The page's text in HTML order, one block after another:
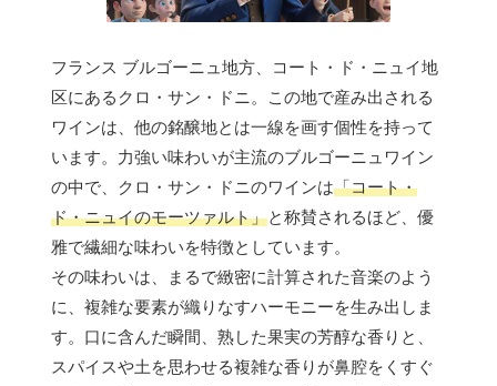
フランス ブルゴーニュ地方、コート・ド・ニュイ地
区にあるクロ・サン・ドニ。この地で産み出される
ワインは、他の銘醸地とは一線を画す個性を持って
います。力強い味わいが主流のブルゴーニュワイン
の中で、クロ・サン・ドニのワインは「コート・
ド・ニュイのモーツァルト」と称賛されるほど、優
雅で繊細な味わいを特徴としています。
その味わいは、まるで緻密に計算された音楽のよう
に、複雑な要素が織りなすハーモニーを生み出しま
す。口に含んだ瞬間、熟した果実の芳醇な香りと、
スパイスや土を思わせる複雑な香りが鼻腔をくすぐ